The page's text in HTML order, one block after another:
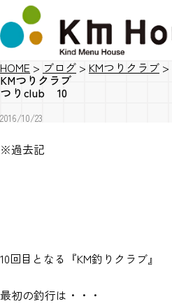
HOME > ブログ > KMつりクラブ >
KMつりクラブ
つりclub 10
2016/10/23
※過去記
10回目となる『KM釣りクラブ』
最初の釣行は・・・